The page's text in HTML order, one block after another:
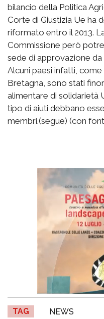
bilancio della Politica
Corte di Giustizia Ue ha
riformato entro il 2013.
Commissione però
sede di approvazione
Alcuni paesi infatti,
Bretagna, sono stati
alimentare di solidarietà
tipo di aiuti debbano
membri.(segue) (con
TAG NEWS